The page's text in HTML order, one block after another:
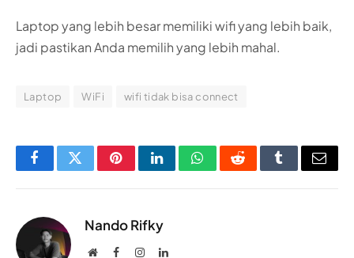
Laptop yang lebih besar memiliki wifi yang lebih baik,
jadi pastikan Anda memilih yang lebih mahal.
Laptop WiFi wifi tidak bisa connect
FacebookTwitterPinterestLinkedInWhatsAppRedditTumblrEmail
Nando Rifky
WebsiteFacebookInstagramLinkedIn